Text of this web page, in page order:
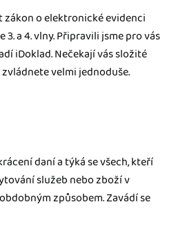
zákon o elektronické evidenci
a 4. vlny. Připravili jsme pro vás
iDoklad. Nečekají vás složité
velmi jednoduše.
daní a týká se všech, kteří
služeb nebo zboží v
způsobem. Zavádí se